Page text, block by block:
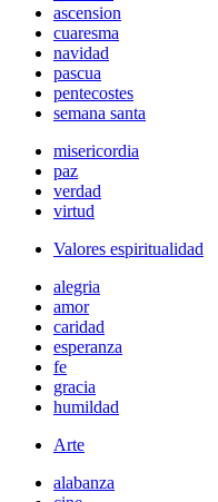
ascension
cuaresma
navidad
pascua
pentecostes
semana santa
misericordia
paz
verdad
virtud
Valores espiritualidad
alegria
amor
caridad
esperanza
fe
gracia
humildad
Arte
alabanza